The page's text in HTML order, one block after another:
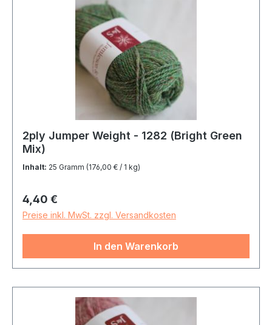
2ply Jumper Weight - 1282 (Bright Green
Mix)
Inhalt: 25 Gramm (176,00 € / 1 kg)
Regulärer Preis:
4,40 €
Preise inkl. MwSt. zzgl. Versandkosten
In den Warenkorb